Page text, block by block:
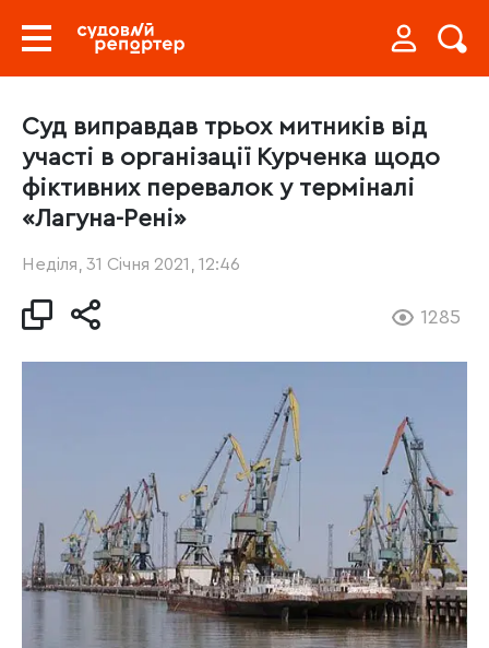
Суд виправдав трьох митників від
участі в організації Курченка щодо
фіктивних перевалок у терміналі
«Лагуна-Рені»
Неділя, 31 Січня 2021, 12:46
1285